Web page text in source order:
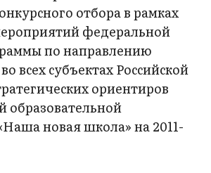
отбора в рамках
федеральной
по направлению
всех субъектах Российской
ориентиров
образовательной
новая школа» на 2011-